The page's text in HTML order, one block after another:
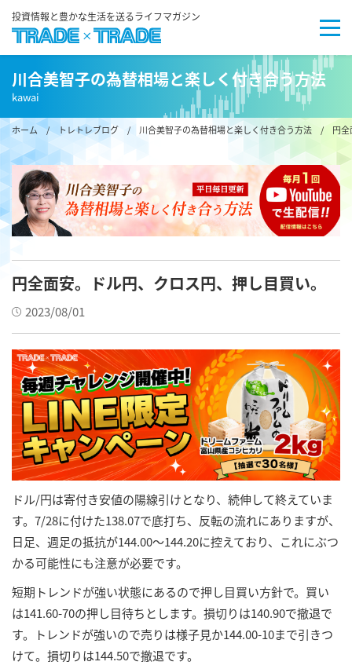
投資情報と豊かな生活を送るライフマガジン
川合美智子の為替相場と楽しく付き合う方法
kawai
ホーム/ トレトレブログ / 川合美智子の為替相場と楽しく付き合う方法 / 円全
円全面安。ドル円、クロス円、押し目買い。
2023/08/01
ドル/円は寄付き安値の陽線引けとなり、続伸して終えていま
す。7/28に付けた138.07で底打ち、反転の流れにありますが、
日足、週足の抵抗が144.00～144.20に控えており、これにぶつ
かる可能性にも注意が必要です。
短期トレンドが強い状態にあるので押し目買い方針で。買い
は141.60-70の押し目待ちとします。損切りは140.90で撤退で
す。トレンドが強いので売りは様子見か144.00-10まで引きつ
けて。損切りは144.50で撤退です。